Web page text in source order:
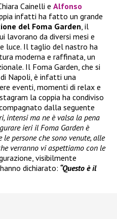
Cainelli e Alfonso
infatti ha fatto un grande
del Foma Garden , il
lavorano da diversi mesi e
luce. Il taglio del nastro ha
moderna e raffinata, un
Il Foma Garden, che si
Napoli, è infatti una
eventi, momenti di relax e
la coppia ha condiviso
dalla seguente
intensi ma ne è valsa la pena
ieri il Foma Garden è
persone che sono venute, alle
verranno vi aspettiamo con le
visibilmente
dichiarato: “Questo è il